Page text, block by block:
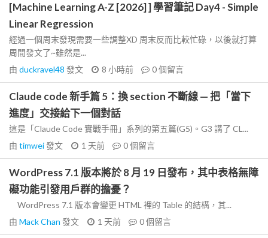
[Machine Learning A-Z [2026] ] 學習筆記 Day4 - Simple
Linear Regression
經過一個周末發現需要一些調整XD 周末反而比較忙碌，以後就打算
周間發文了~雖然是...
由 duckravel48 發文 8 小時前 0個留言
Claude code 新手篇 5：換 section 不斷線 — 把「當下
進度」交接給下一個對話
這是「Claude Code 實戰手冊」系列的第五篇(G5)。G3 講了 CL...
由 timwei發文 1 天前 0個留言
WordPress 7.1 版本將於 8 月 19 日發布，其中表格無障
礙功能引發用戶群的擔憂？
WordPress 7.1 版本會變更 HTML 裡的 Table 的結構，其...
由 Mack Chan 發文 1 天前 0個留言